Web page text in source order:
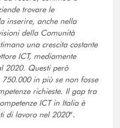
trovare le
inserire, anche nella
della Comunità
una crescita costante
ICT, mediamente
2020. Questi però
in più se non fosse
richieste. Il gap tra
ICT in Italia è
di lavoro nel 2020”.